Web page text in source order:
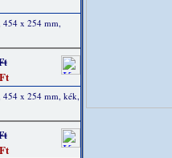
x 254 mm,
x 254 mm, kék,